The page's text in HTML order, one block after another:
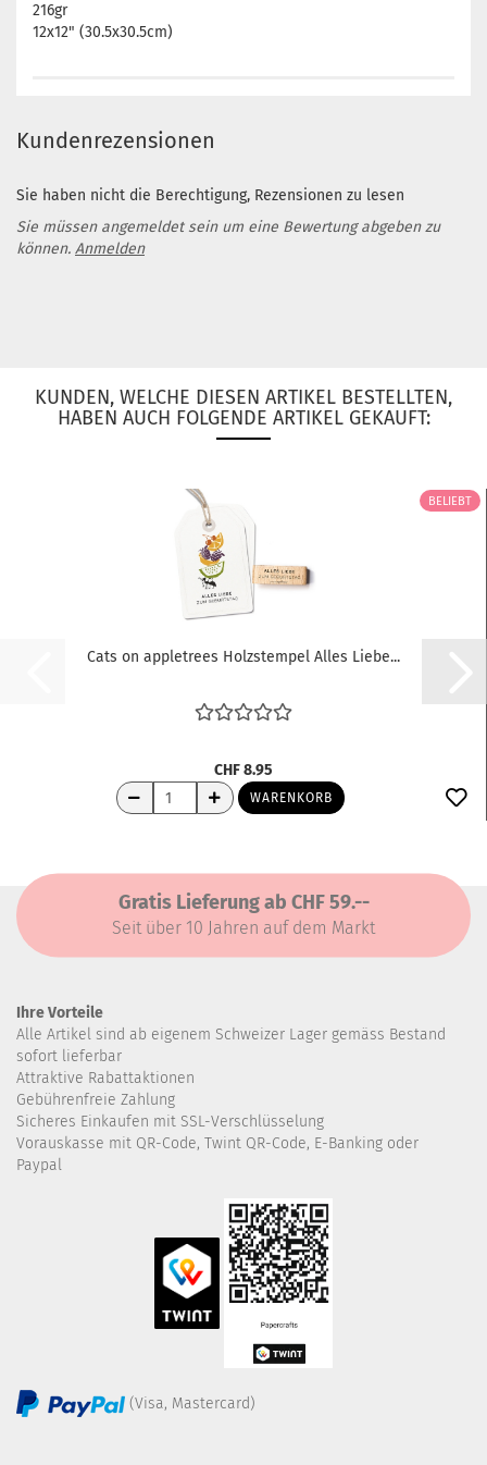
216gr
12x12" (30.5x30.5cm)
Kundenrezensionen
Sie haben nicht die Berechtigung, Rezensionen zu lesen
Sie müssen angemeldet sein um eine Bewertung abgeben zu
können. Anmelden
KUNDEN, WELCHE DIESEN ARTIKEL BESTELLTEN,
HABEN AUCH FOLGENDE ARTIKEL GEKAUFT:
BELIEBT
Cats on appletrees Holzstempel Alles Liebe...
CHF 8.95
WARENKORB
Gratis Lieferung ab CHF 59.--
Seit über 10 Jahren auf dem Markt
Ihre Vorteile
Alle Artikel sind ab eigenem Schweizer Lager gemäss Bestand
sofort lieferbar
Attraktive Rabattaktionen
Gebührenfreie Zahlung
Sicheres Einkaufen mit SSL-Verschlüsselung
Vorauskasse mit QR-Code, Twint QR-Code, E-Banking oder
Paypal
(Visa, Mastercard)